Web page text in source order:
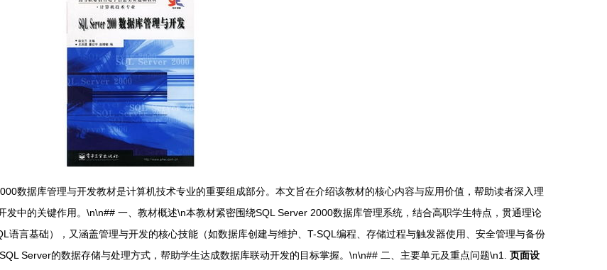
数据库管理与开发教材是计算机技术专业的重要组成部分。本文旨在介绍该教材的核心内容与应用价值，帮助读者深入理
中的关键作用。\n\n## 一、教材概述\n本教材紧密围绕SQL Server 2000数据库管理系统，结合高职学生特点，贯通理论
语言基础），又涵盖管理与开发的核心技能（如数据库创建与维护、T-SQL编程、存储过程与触发器使用、安全管理与备份
Server的数据存储与处理方式，帮助学生达成数据库联动开发的目标掌握。\n\n## 二、主要单元及重点问题\n1. 页面设